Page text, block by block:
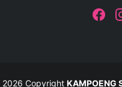
Copyright KAMPOENG